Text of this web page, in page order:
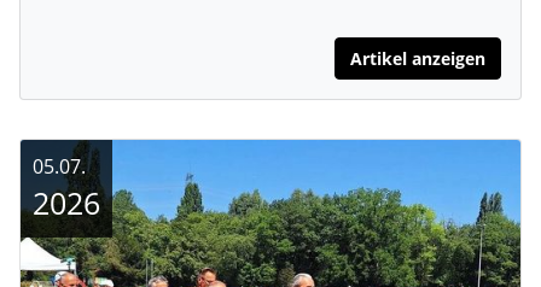
Artikel anzeigen
05.07.
2026